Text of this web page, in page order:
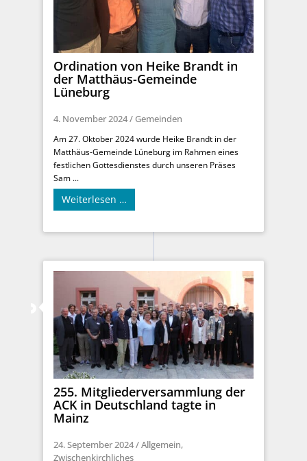
Ordination von Heike Brandt in
der Matthäus-Gemeinde
Lüneburg
4. November 2024/ Gemeinden
Am 27. Oktober 2024 wurde Heike Brandt in der
Matthäus-Gemeinde Lüneburg im Rahmen eines
festlichen Gottesdienstes durch unseren Präses
Sam ...
Weiterlesen …
255. Mitgliederversammlung der
ACK in Deutschland tagte in
Mainz
24. September 2024/Allgemein,
Zwischenkirchliches